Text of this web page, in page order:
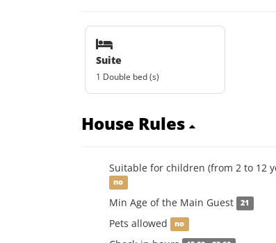
Suite
1 Double bed (s)
House Rules
Suitable for children (from 2 to 12
no
Min Age of the Main Guest 21
Pets allowed no